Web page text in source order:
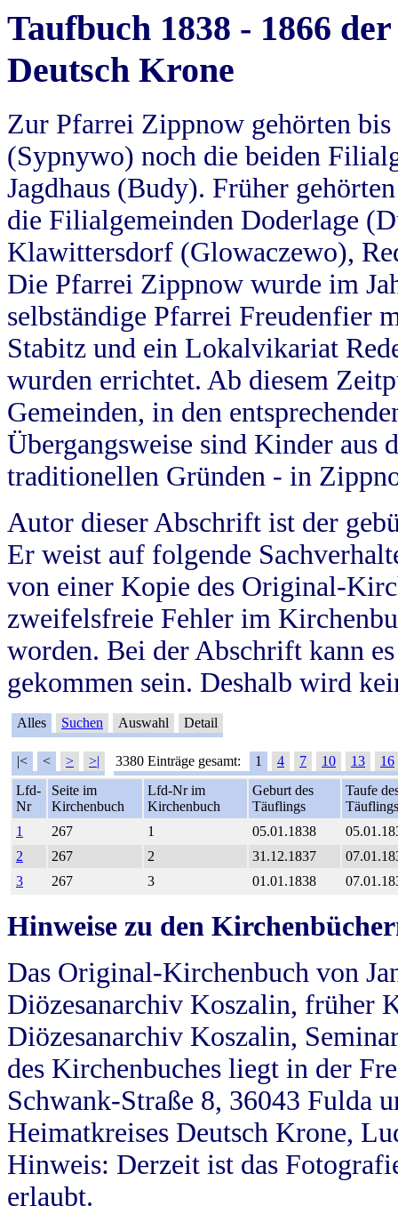
Taufbuch 1838 - 1866
Deutsch Krone
Zur Pfarrei Zippnow gehörten
(Sypnywo) noch die beiden
Jagdhaus (Budy). Früher
die Filialgemeinden Doderlage
Klawittersdorf (Glowaczewo),
Die Pfarrei Zippnow wurde im
selbständige Pfarrei Freudenfier
Stabitz und ein Lokalvikariat
wurden errichtet. Ab diesem
Gemeinden, in den
Übergangsweise sind Kinder aus
traditionellen Gründen - in
Autor dieser Abschrift ist der
Er weist auf folgende
von einer Kopie des Original-
zweifelsfreie Fehler im
worden. Bei der Abschrift kann
gekommen sein. Deshalb wird
Alles Suchen Auswahl Detail
|< < > >| 3380 Einträge gesamt: 1 4 7 10 13
16
Lfd-
Nr
Seite im
Kirchenbuch
Lfd-Nr im
Kirchenbuch
Geburt des
Täuflings
Taufe
Täuflings
1
267 1 05.01.1838
2
267 2 31.12.1837
3
267 3 01.01.1838
Hinweise zu den
Das Original-Kirchenbuch von
Diözesanarchiv Koszalin, früher
Diözesanarchiv Koszalin,
des Kirchenbuches liegt in der
Schwank-Straße 8, 36043 Fulda
Heimatkreises Deutsch Krone,
Hinweis: Derzeit ist das
erlaubt.